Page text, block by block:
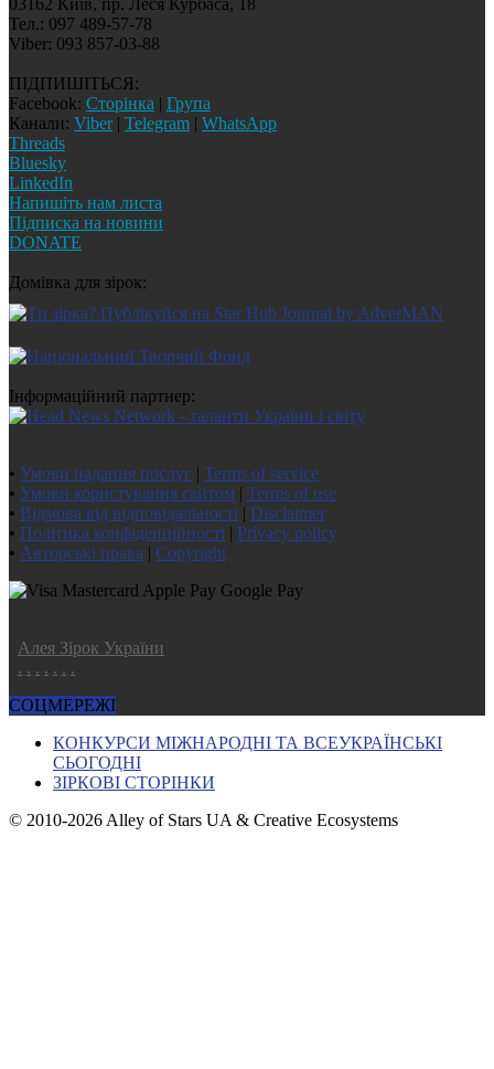
03162 Київ, пр. Леся Курбаса, 18
Тел.: 097 489-57-78
Viber: 093 857-03-88
ПІДПИШІТЬСЯ:
Facebook: Сторінка | Група
Канали: Viber| Telegram | WhatsApp
Threads
Bluesky
LinkedIn
Напишіть нам листа
Підписка на новини
DONATE
Домівка для зірок:
Інформаційний партнер:
• Умови надання послуг | Terms of service
• Умови користування сайтом | Terms of use
• Відмова від відповідальності | Disclaimer
• Політика конфіденційності | Privacy policy
• Авторські права | Copyright
Алея Зірок України
. . . . . . .
СОЦМЕРЕЖІ
КОНКУРСИ МІЖНАРОДНІ ТА ВСЕУКРАЇНСЬКІ
СЬОГОДНІ
ЗІРКОВІ СТОРІНКИ
© 2010-2026 Alley of Stars UA & Creative Ecosystems